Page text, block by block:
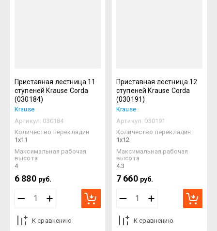
Приставная лестница 11
ступеней Krause Corda
(030184)
Krause
Артикул: 030184
Количество перекладин
1х11
Максимальная рабочая
высота
4
6 880 руб.
К сравнению
Приставная лестница 12
ступеней Krause Corda
(030191)
Krause
Артикул: 030191
Количество перекладин
1х12
Максимальная рабочая
высота
4.3
7 660 руб.
К сравнению